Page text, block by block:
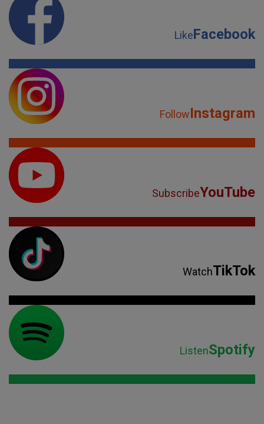
LikeFacebook
FollowInstagram
SubscribeYouTube
WatchTikTok
ListenSpotify